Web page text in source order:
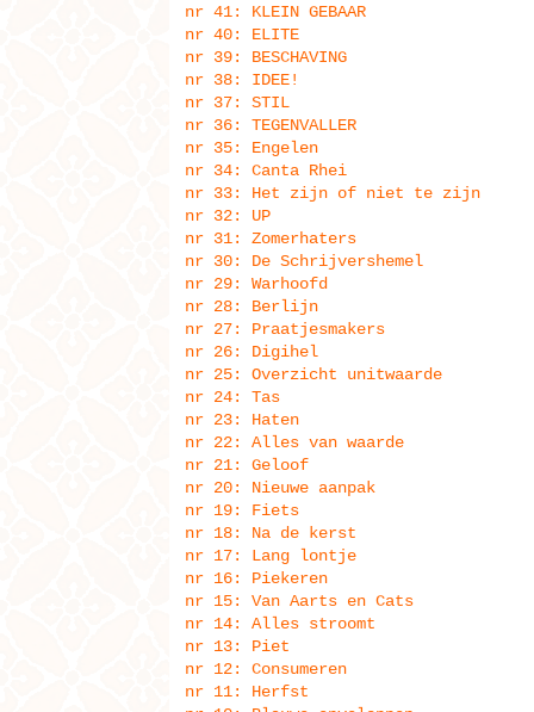
nr 41: KLEIN GEBAAR
nr 40: ELITE
nr 39: BESCHAVING
nr 38: IDEE!
nr 37: STIL
nr 36: TEGENVALLER
nr 35: Engelen
nr 34: Canta Rhei
nr 33: Het zijn of niet te zijn
nr 32: UP
nr 31: Zomerhaters
nr 30: De Schrijvershemel
nr 29: Warhoofd
nr 28: Berlijn
nr 27: Praatjesmakers
nr 26: Digihel
nr 25: Overzicht unitwaarde
nr 24: Tas
nr 23: Haten
nr 22: Alles van waarde
nr 21: Geloof
nr 20: Nieuwe aanpak
nr 19: Fiets
nr 18: Na de kerst
nr 17: Lang lontje
nr 16: Piekeren
nr 15: Van Aarts en Cats
nr 14: Alles stroomt
nr 13: Piet
nr 12: Consumeren
nr 11: Herfst